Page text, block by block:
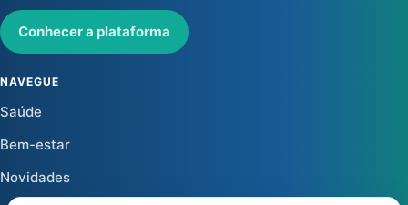
Conhecer a plataforma
NAVEGUE
Saúde
Bem-estar
Novidades